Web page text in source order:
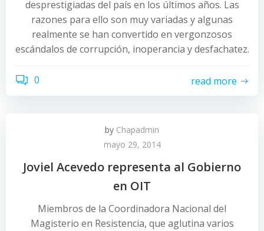
desprestigiadas del país en los últimos años. Las
razones para ello son muy variadas y algunas
realmente se han convertido en vergonzosos
escándalos de corrupción, inoperancia y desfachatez.
0 read more
by Chapadmin
mayo 29, 2014
Joviel Acevedo representa al Gobierno
en OIT
Miembros de la Coordinadora Nacional del
Magisterio en Resistencia, que aglutina varios